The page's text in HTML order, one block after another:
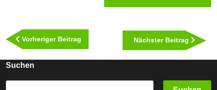
Vorheriger Beitrag
Beitrag
Nächster Beitrag
Suchen